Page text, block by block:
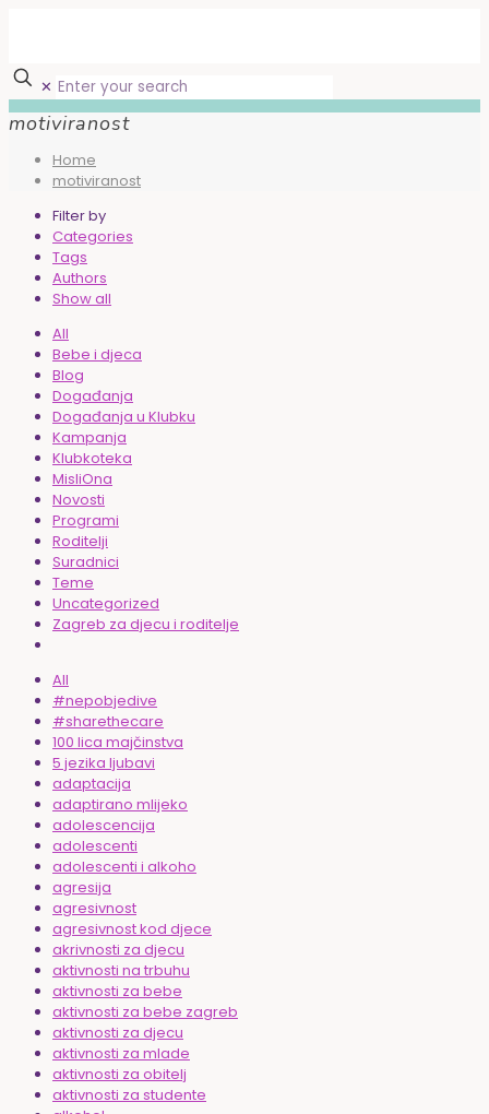
✕
motiviranost
Home
motiviranost
Filter by
Categories
Tags
Authors
Show all
All
Bebe i djeca
Blog
Događanja
Događanja u Klubku
Kampanja
Klubkoteka
MisliOna
Novosti
Programi
Roditelji
Suradnici
Teme
Uncategorized
Zagreb za djecu i roditelje
All
#nepobjedive
#sharethecare
100 lica majčinstva
5 jezika ljubavi
adaptacija
adaptirano mlijeko
adolescencija
adolescenti
adolescenti i alkoho
agresija
agresivnost
agresivnost kod djece
akrivnosti za djecu
aktivnosti na trbuhu
aktivnosti za bebe
aktivnosti za bebe zagreb
aktivnosti za djecu
aktivnosti za mlade
aktivnosti za obitelj
aktivnosti za studente